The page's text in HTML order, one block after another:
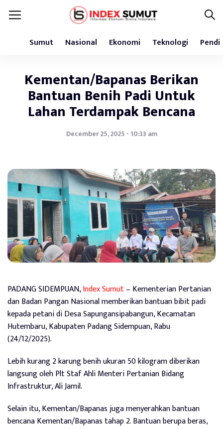
Sumut Nasional Ekonomi Teknologi
Kementan/Bapanas Berikan
Bantuan Benih Padi Untuk
Lahan Terdampak Bencana
December 25, 2025 - 10:33 am
PADANG SIDEMPUAN,Index Sumut– Kementerian Pertanian
dan Badan Pangan Nasional memberikan bantuan bibit padi
kepada petani di Desa Sapungansipabangun, Kecamatan
Hutembaru, Kabupaten Padang Sidempuan, Rabu
(24/12/2025).
Lebih kurang 2 karung benih ukuran 50 kilogram diberikan
langsung oleh Plt Staf Ahli Menteri Pertanian Bidang
Infrastruktur, Ali Jamil.
Selain itu, Kementan/Bapanas juga menyerahkan bantuan
bencana Kementan/Bapanas tahap 2. Bantuan berupa beras,